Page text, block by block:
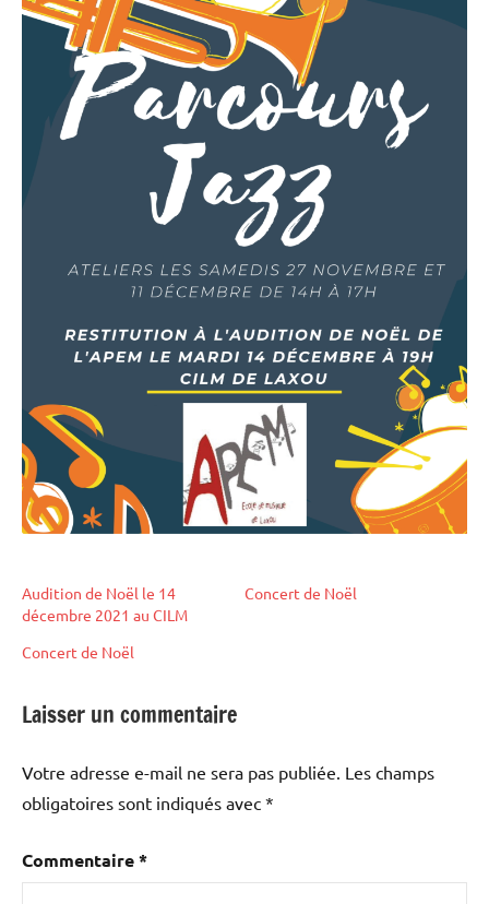
Audition de Noël le 14
décembre 2021 au CILM
Concert de Noël
Concert de Noël
Étiqueté
CILM,
jazz,
saison
et
Laisser un commentaire
Votre adresse e-mail ne sera pas publiée. Les champs
obligatoires sont indiqués avec *
Commentaire*